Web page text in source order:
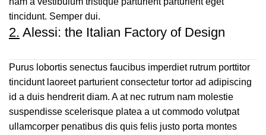
tincidunt. Semper dui.
2. Alessi: the Italian Factory of Design
Purus lobortis senectus faucibus imperdiet rutrum porttitor
tincidunt laoreet parturient consectetur tortor ad adipiscing
id a duis hendrerit diam. A at nec rutrum nam molestie
suspendisse scelerisque platea a ut commodo volutpat
ullamcorper penatibus dis quis felis justo porta montes